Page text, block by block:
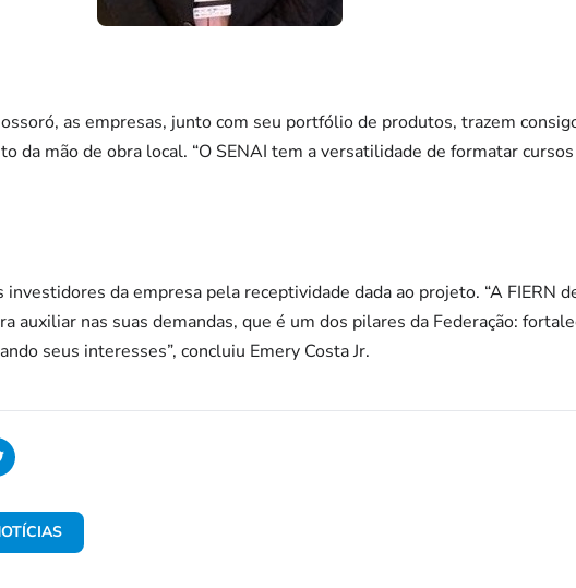
as empresas, junto com seu portfólio de produtos, trazem
da mão de obra local. “O SENAI tem a versatilidade de formatar
da empresa pela receptividade dada ao projeto. “A FIERN
auxiliar nas suas demandas, que é um dos pilares da Federação:
seus interesses”, concluiu Emery Costa Jr.